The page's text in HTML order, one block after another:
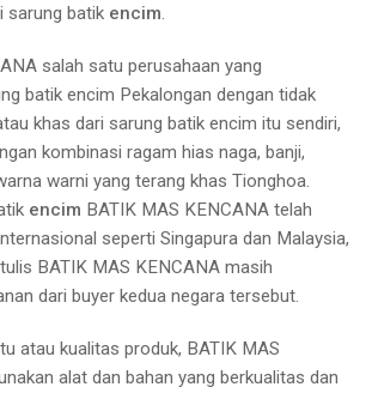
sarung batik encim.
salah satu perusahaan yang
batik encim Pekalongan dengan tidak
khas dari sarung batik encim itu sendiri,
kombinasi ragam hias naga, banji,
warni yang terang khas Tionghoa.
encim BATIK MAS KENCANA telah
seperti Singapura dan Malaysia,
BATIK MAS KENCANA masih
dari buyer kedua negara tersebut.
atau kualitas produk, BATIK MAS
alat dan bahan yang berkualitas dan